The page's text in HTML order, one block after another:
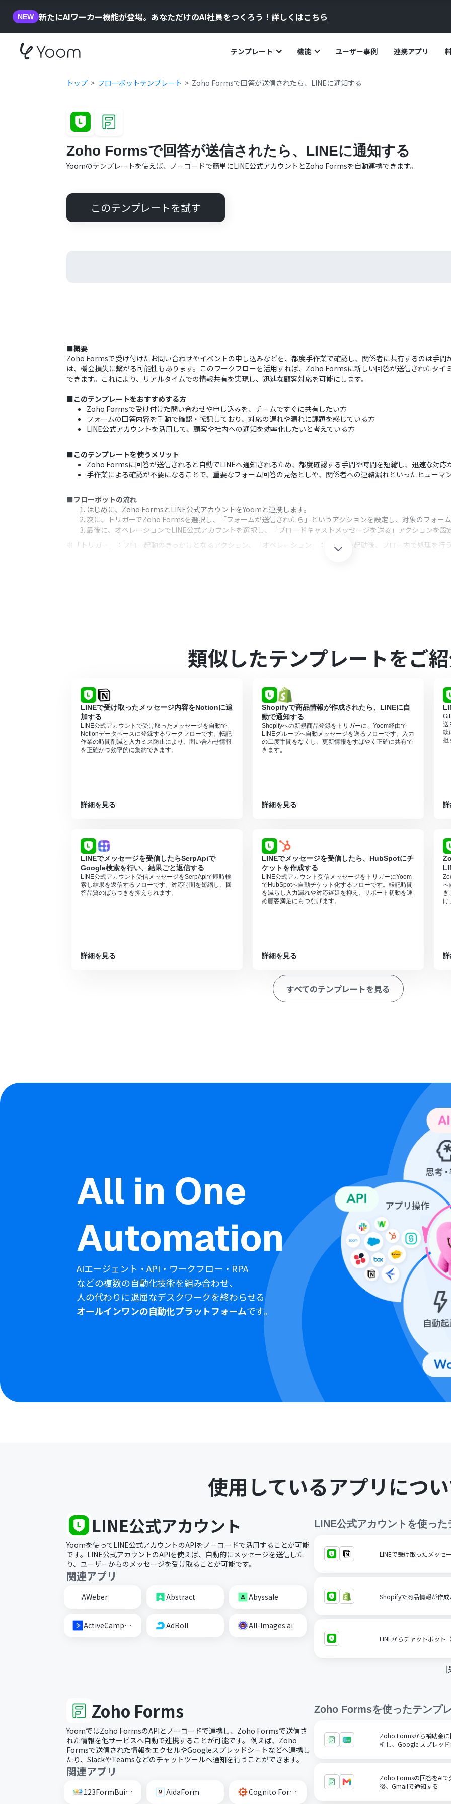
NEW 新たにAIワーカー機能が登場。あなただけのAI社員をつくろう！ 詳しくはこちら
テンプレート 機能 ユーザー事例 連携アプリ
トップ フローボットテンプレート Zoho Formsで回答が送信されたら、LINEに通知する
Zoho Formsで回答が送信されたら、LINEに通知する
Yoomのテンプレートを使えば、ノーコードで簡単にLINE公式アカウント とZoho Formsを自動連携できます。
このテンプレートを試す
■概要
Zoho Formsで受け付けたお問い合わせやイベントの申し込みなどを、都度手作業で確認し、関係者に共有するのは手間
は、機会損失に繋がる可能性もあります。このワークフローを活用すれば、Zoho Formsに新しい回答が送信されたタイ
できます。これにより、リアルタイムでの情報共有を実現し、迅速な顧客対応を可能にします。
■このテンプレートをおすすめする方
Zoho Formsで受け付けた問い合わせや申し込みを、チームですぐに共有したい方
フォームの回答内容を手動で確認・転記しており、対応の遅れや漏れに課題を感じている方
LINE公式アカウントを活用して、顧客や社内への通知を効率化したいと考えている方
■このテンプレートを使うメリット
Zoho Formsに回答が送信されると自動でLINEへ通知されるため、都度確認する手間や時間を短縮し、迅速な対応
手作業による確認が不要になることで、重要なフォーム回答の見落としや、関係者への連絡漏れといったヒューマ
■フローボットの流れ
はじめに、Zoho FormsとLINE公式アカウントをYoomと連携します。
次に、トリガーでZoho Formsを選択し、「フォームが送信されたら」というアクションを設定し、対象のフォー
最後に、オペレーションでLINE公式アカウントを選択し、「ブロードキャストメッセージを送る」アクションを設
※「トリガー」：フロー起動のきっかけとなるアクション、「オペレーション」：トリガー起動後、フロー内で処理を行
類似したテンプレートをご
LINEで受け取ったメッセージ内容をNotionに追
加する
LINE公式アカウントで受け取ったメッセージを自動で
Notionデータベースに登録するワークフローです。転記
作業の時間削減と入力ミス防止により、問い合わせ情報
を正確かつ効率的に集約できます。
詳細を見る
Shopifyで商品情報が作成されたら、LINEに自
動で通知する
Shopifyへの新規商品登録をトリガーに、Yoom経由で
LINEグループへ自動メッセージを送るフローです。入力
の二度手間をなくし、更新情報をすばやく正確に共有で
きます。
詳細を見る
送
軟
担
LINEでメッセージを受信したらSerpApiで
Google検索を行い、結果ごと返信する
LINE公式アカウント受信メッセージをSerpApiで即時検
索し結果を返信するフローです。対応時間を短縮し、回
答品質のばらつきを抑えられます。
詳細を見る
LINEでメッセージを受信したら、HubSpotにチ
ケットを作成する
LINE公式アカウント受信メッセージをトリガーにYoom
でHubSpotへ自動チケット化するフローです。転記時間
を減らし入力漏れや対応遅延を抑え、サポート初動を速
め顧客満足にもつなげます。
詳細を見る
へ
け
すべてのテンプレートを見る
All in One
Automation
AIエージェント・API・ワークフロー・RPA
などの複数の自動化技術を組み合わせ、
人の代わりに退屈なデスクワークを終わらせる
オールインワンの自動化プラットフォームです。
使用しているアプリにつ
LINE公式アカウント
Yoomを使ってLINE公式アカウントのAPIをノーコードで活用することが可能
です。LINE公式アカウントのAPIを使えば、自動的にメッセージを送信した
り、ユーザーからのメッセージを受け取ることが可能です。
関連アプリ
AWeber Abstract Abyssale
ActiveCampaign AdRoll All-Images.ai
LINE公式アカウント を使った
LINEで受け取ったメッセ
Shopifyで商品情報が作成
LINEからチャットボット
Zoho Forms
YoomではZoho FormsのAPIとノーコードで連携し、Zoho Formsで送信さ
れた情報を他サービスへ自動で連携することが可能です。 例えば、Zoho
Formsで送信された情報をエクセルやGoogleスプレッドシートなどへ連携し
たり、SlackやTeamsなどのチャットツールへ通知を行うことができます。
関連アプリ
123FormBuilder AidaForm Cognito Forms
Zoho Formsを使ったテンプ
Zoho Formsから補助金
析し、Google スプレッ
Zoho Formsの回答をAI
後、Gmailで通知する